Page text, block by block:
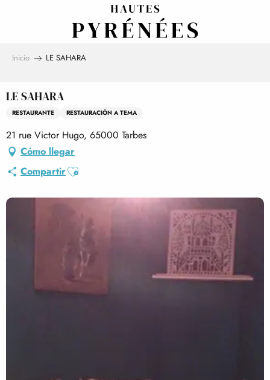
Inicio LE SAHARA
LE SAHARA
RESTAURANTE RESTAURACIÓN A TEMA
21 rue Victor Hugo, 65000 Tarbes
Cómo llegar
CompartirAjouter aux favoris